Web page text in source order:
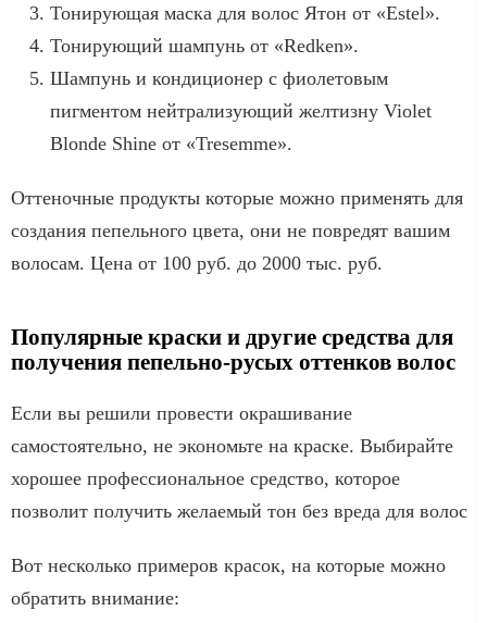
Тонирующая маска для волос Ятон от «Estel».
Тонирующий шампунь от «Redken».
Шампунь и кондиционер с фиолетовым
пигментом нейтрализующий желтизну Violet
Blonde Shine от «Tresemme».
Оттеночные продукты которые можно применять для
создания пепельного цвета, они не повредят вашим
волосам. Цена от 100 руб. до 2000 тыс. руб.
Популярные краски и другие средства для
получения пепельно-русых оттенков волос
Если вы решили провести окрашивание
самостоятельно, не экономьте на краске. Выбирайте
хорошее профессиональное средство, которое
позволит получить желаемый тон без вреда для волос
Вот несколько примеров красок, на которые можно
обратить внимание: